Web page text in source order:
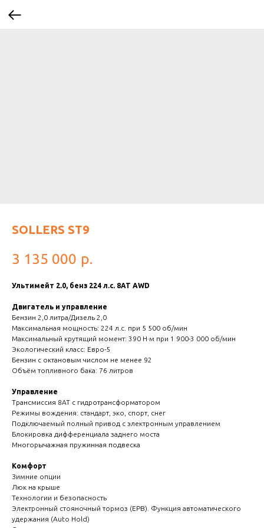
SOLLERS ST9
3 135 000 р.
Ультимейт 2.0, бенз 224 л.с. 8AT AWD
Двигатель и управление
Бензин 2,0 литра/Дизель 2,0
Максимальная мощность: 224 л.с. при 5 500 об/мин
Максимальный крутящий момент: 390 Н·м при 1 900-3 000 об/мин
Экологический класс: Евро-5
Бензин с октановым числом не менее 92
Объём топливного бака: 76 литров
Управление
Трансмиссия 8АТ с гидротрансформатором
Режимы вождения: стандарт, эко, спорт, снег
Подключаемый полный привод с электронным управлением
Блокировка дифференциала заднего моста
Многорычажная пружинная подвеска
Комфорт
Зимние опции
Люк на крыше
Технологии и безопасность
Электронный стояночный тормоз (EPB). Функция автоматического
удержания (Auto Hold)